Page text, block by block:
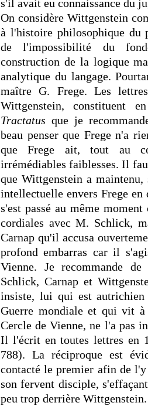
s'il avait eu connaissance du
On considère Wittgenstein
à l'histoire philosophique du
de l'impossibilité du
construction de la logique
analytique du langage.
maître G. Frege. Les
Wittgenstein, constituent
Tractatus que je
beau penser que Frege n'a
que Frege ait, tout au
irrémédiables faiblesses. Il
que Wittgenstein a
intellectuelle envers Frege
s'est passé au même
cordiales avec M. Schlick,
Carnap qu'il accusa
profond embarras car il
Vienne. Je recommande
Schlick, Carnap et
insiste, lui qui est autrichien
Guerre mondiale et qui vit
Cercle de Vienne, ne l'a pas
Il l'écrit en toutes lettres en
788). La réciproque est
contacté le premier afin de
son fervent disciple,
peu trop derrière Wittgenstein.